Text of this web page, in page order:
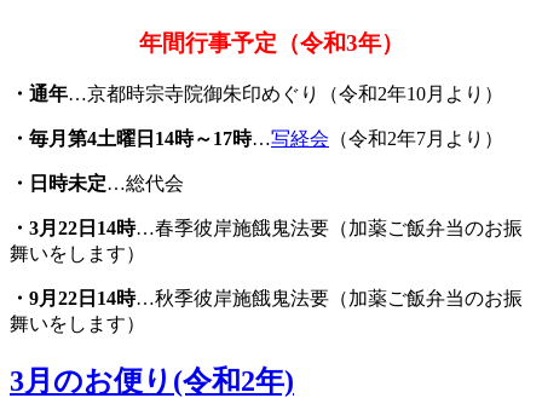
年間行事予定（令和3年）
・通年…京都時宗寺院御朱印めぐり（令和2年10月より）
・毎月第4土曜日14時～17時…写経会 （令和2年7月より）
・日時未定…総代会
・3月22日14時…春季彼岸施餓鬼法要（加薬ご飯弁当のお振
舞いをします）
・ 9月22日14時…秋季彼岸施餓鬼法要（加薬ご飯弁当のお振
舞いをします）
3月のお便り(令和2年)